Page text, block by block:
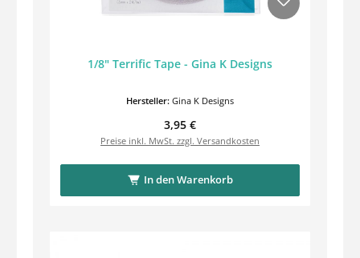
1/8" Terrific Tape - Gina K Designs
Hersteller: Gina K Designs
Regulärer Preis:
3,95 €
Preise inkl. MwSt. zzgl. Versandkosten
In den Warenkorb